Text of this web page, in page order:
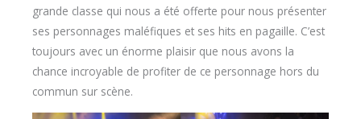
grande classe qui nous a été offerte pour nous présenter
ses personnages maléfiques et ses hits en pagaille. C’est
toujours avec un énorme plaisir que nous avons la
chance incroyable de profiter de ce personnage hors du
commun sur scène.